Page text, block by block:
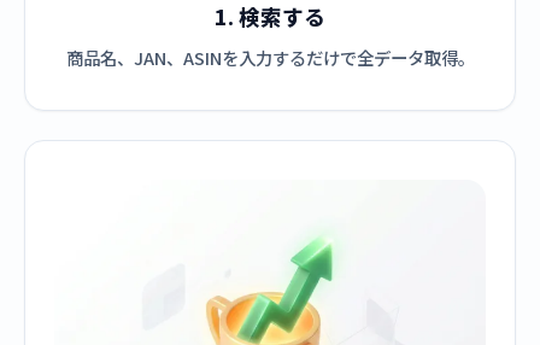
1. 検索する
商品名、JAN、ASINを入力するだけで全データ取得。